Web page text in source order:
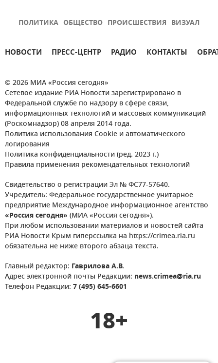
ПОЛИТИКА ОБЩЕСТВО ПРОИСШЕСТВИЯ ВИЗУАЛ
НОВОСТИ ПРЕСС-ЦЕНТР РАДИО КОНТАКТЫ
© 2026 МИА «Россия сегодня»
Сетевое издание РИА Новости зарегистрировано в
Федеральной службе по надзору в сфере связи,
информационных технологий и массовых коммуникаций
(Роскомнадзор) 08 апреля 2014 года.
Политика использования Cookie и автоматического
логирования
Политика конфиденциальности (ред. 2023 г.)
Правила применения рекомендательных технологий
Свидетельство о регистрации Эл № ФС77-57640.
Учредитель: Федеральное государственное унитарное
предприятие Международное информационное агентство
«Россия сегодня» (МИА «Россия сегодня»).
При любом использовании материалов и новостей сайта
РИА Новости Крым гиперссылка на https://crimea.ria.ru
обязательна не ниже второго абзаца текста.
Главный редактор: Гаврилова А.В.
Адрес электронной почты Редакции: news.crimea@ria.ru
Телефон Редакции: 7 (495) 645-6601
18+